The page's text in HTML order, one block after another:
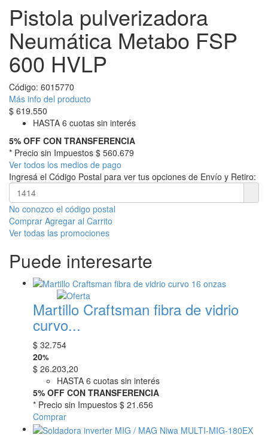
Pistola pulverizadora
Neumática Metabo FSP
600 HVLP
Código: 6015770
Más info del producto
$ 619.550
HASTA 6 cuotas sin interés
5% OFF CON TRANSFERENCIA
* Precio sin Impuestos $ 560.679
Ver todos los medios de pago
Ingresá el Código Postal para ver tus opciones de Envío y Retiro:
No conozco el código postal
Comprar Agregar al Carrito
Ver todas las promociones
Puede interesarte
Martillo Craftsman fibra de vidrio
curvo...
$ 32.754
20%
$ 26.203,20
HASTA 6 cuotas sin interés
5% OFF CON TRANSFERENCIA
* Precio sin Impuestos $ 21.656
Comprar